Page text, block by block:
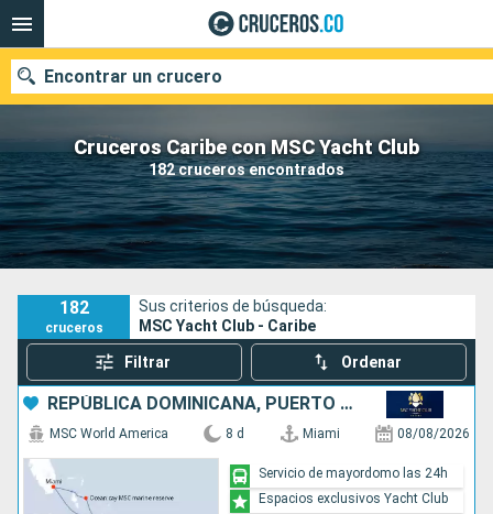
Cruceros Caribe con MSC Yacht Club
182 cruceros encontrados
Encontrar un crucero
Fecha de salida
Buscar
182
cruceros
Sus criterios de búsqueda:
MSC Yacht Club - Caribe
Filtrar Ordenar
REPÚBLICA DOMINICANA, PUERTO RICO, BAHAMAS, ESTADOS UNIDOS
MSC World America 8 d Miami 08/08/2026
Servicio de mayordomo las 24h
Espacios exclusivos Yacht Club